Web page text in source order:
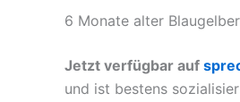
6 Monate alter
Jetzt verfügbar auf
und ist bestens